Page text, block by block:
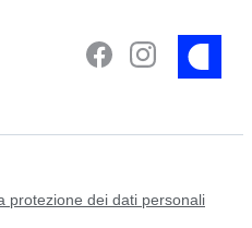
protezione dei dati personali